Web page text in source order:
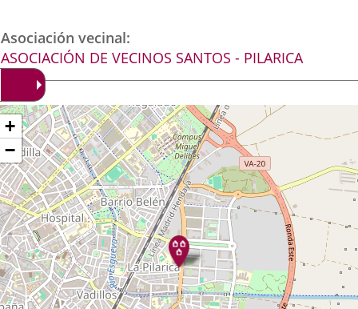
Asociación vecinal
ASOCIACIÓN DE VECINOS SANTOS - PILARICA
+
−